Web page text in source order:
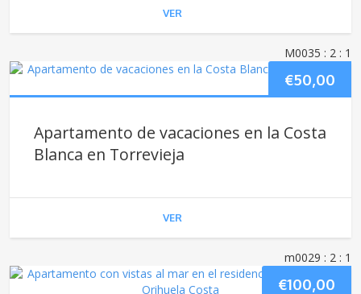
VER
M0035 : 2 : 1
€50,00
Apartamento de vacaciones en la Costa
Blanca en Torrevieja
VER
m0029 : 2 : 1
€100,00